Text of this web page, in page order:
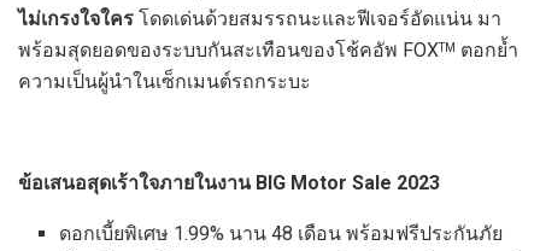
ไม่เกรงใจใคร โดดเด่นด้วยสมรรถนะและฟีเจอร์อัดแน่น มา
พร้อมสุดยอดของระบบกันสะเทือนของโช้คอัพ FOXTM
ตอกย้ำ
ความเป็นผู้นำในเซ็กเมนต์รถกระบะ
ข้อเสนอสุดเร้าใจภายในงาน BIG Motor Sale 2023
ดอกเบี้ยพิเศษ 1.99% นาน 48 เดือน พร้อมฟรีประกันภัย